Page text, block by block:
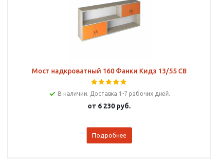
Мост надкроватный 160 Фанки Кидз 13/55 СВ
В наличии. Доставка 1-7 рабочих дней.
от 6 230 руб.
Подробнее